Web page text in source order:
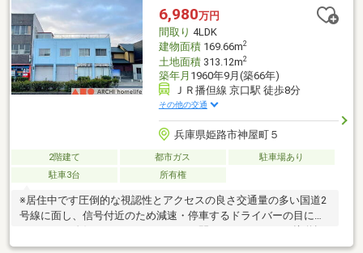
です。太陽光発電と蓄電池を備え、毎月の光熱費を抑えつつ、万
一の災害時にも安心してお過ごしいただけます。◎現在居住中の
ため内覧は事前予約制となります。
6,980万円
間取り 4LDK
建物面積169.66m2
土地面積313.12m2
築年月 1960年9月(築66年)
ＪＲ播但線 京口駅 徒歩8分
その他の交通
兵庫県姫路市神屋町５
2階建て 都市ガス
駐車場あり
駐車3台
所有権
※居住中です圧倒的な視認性とアクセスの良さ交通量の多い国道2
号線に面し、信号付近のため減速・停車するドライバーの目に留
看板効果が非常に高く、車両の出し入れもスムーズ。ロードサイ